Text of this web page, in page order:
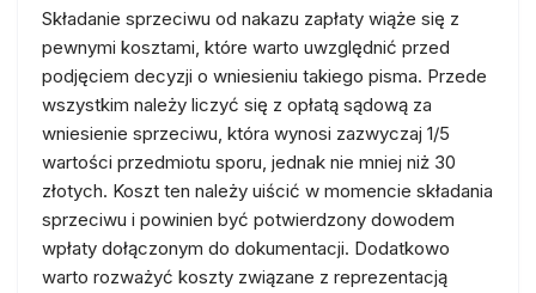
Składanie sprzeciwu od nakazu zapłaty wiąże się z
pewnymi kosztami, które warto uwzględnić przed
podjęciem decyzji o wniesieniu takiego pisma. Przede
wszystkim należy liczyć się z opłatą sądową za
wniesienie sprzeciwu, która wynosi zazwyczaj 1/5
wartości przedmiotu sporu, jednak nie mniej niż 30
złotych. Koszt ten należy uiścić w momencie składania
sprzeciwu i powinien być potwierdzony dowodem
wpłaty dołączonym do dokumentacji. Dodatkowo
warto rozważyć koszty związane z reprezentacją